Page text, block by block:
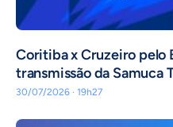
Coritiba x Cruzeiro pelo
transmissão da Samuca
30/07/2026 · 19h27